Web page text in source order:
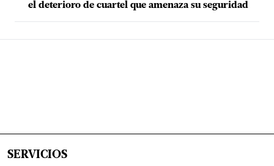
el deterioro de cuartel que amenaza su seguridad
SERVICIOS